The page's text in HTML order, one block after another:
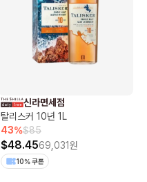
신라면세점
탈리스커 10년 1L
43%$85
$48.4569,031원
10% 쿠폰